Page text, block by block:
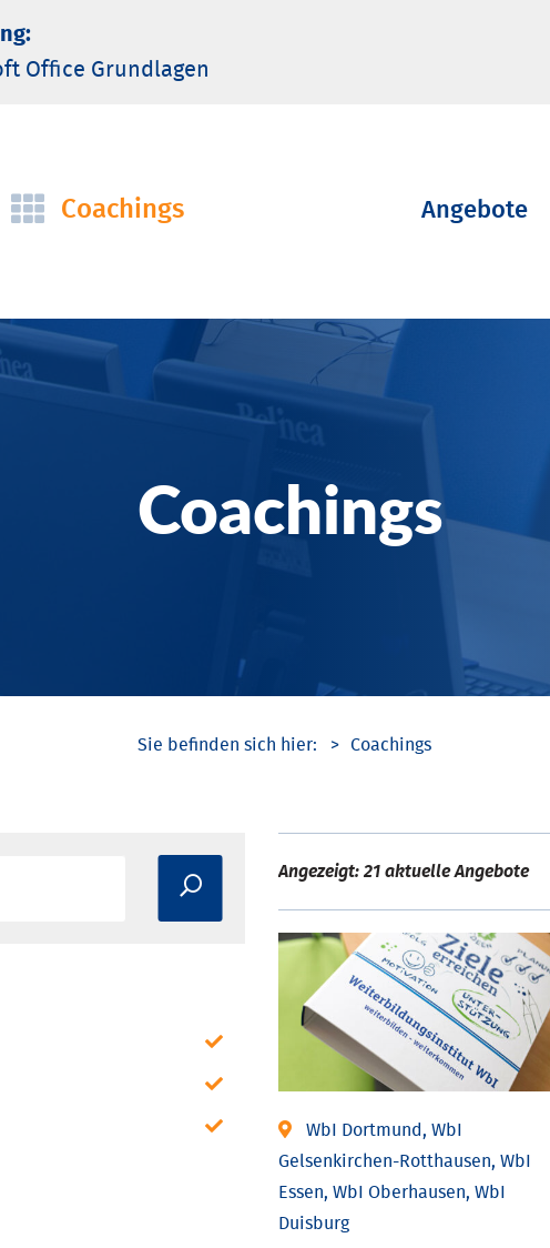
Office Grund­lagen
Navigation
Coachings
Navigation
Angebote
Coachings
Coachings
Angezeigt: 21 aktuelle Angebote
WbI Dortmund, WbI
Gelsenkirchen-Rotthausen, WbI
Essen, WbI Oberhausen, WbI
Duisburg